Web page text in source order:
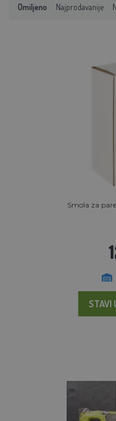
Omiljeno Najprodavanije
Smola za
STAVI